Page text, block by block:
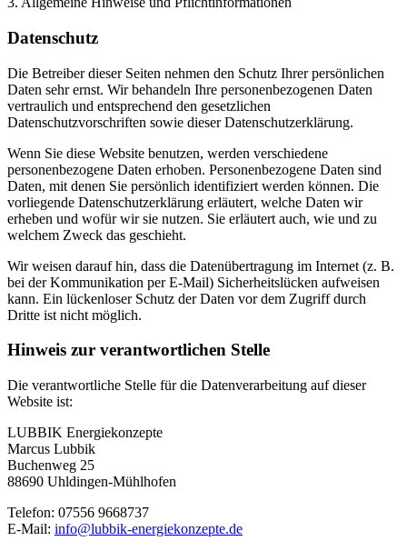
Datenschutz
Die Betreiber dieser Seiten nehmen den Schutz Ihrer persönlichen
Daten sehr ernst. Wir behandeln Ihre personenbezogenen Daten
vertraulich und entsprechend den gesetzlichen
Datenschutzvorschriften sowie dieser Datenschutzerklärung.
Wenn Sie diese Website benutzen, werden verschiedene
personenbezogene Daten erhoben. Personenbezogene Daten sind
Daten, mit denen Sie persönlich identifiziert werden können. Die
vorliegende Datenschutzerklärung erläutert, welche Daten wir
erheben und wofür wir sie nutzen. Sie erläutert auch, wie und zu
welchem Zweck das geschieht.
Wir weisen darauf hin, dass die Datenübertragung im Internet (z. B.
bei der Kommunikation per E-Mail) Sicherheitslücken aufweisen
kann. Ein lückenloser Schutz der Daten vor dem Zugriff durch
Dritte ist nicht möglich.
Hinweis zur verantwortlichen Stelle
Die verantwortliche Stelle für die Datenverarbeitung auf dieser
Website ist:
LUBBIK Energiekonzepte
Marcus Lubbik
Buchenweg 25
88690 Uhldingen-Mühlhofen
Telefon: 07556 9668737
E-Mail: info@lubbik-energiekonzepte.de